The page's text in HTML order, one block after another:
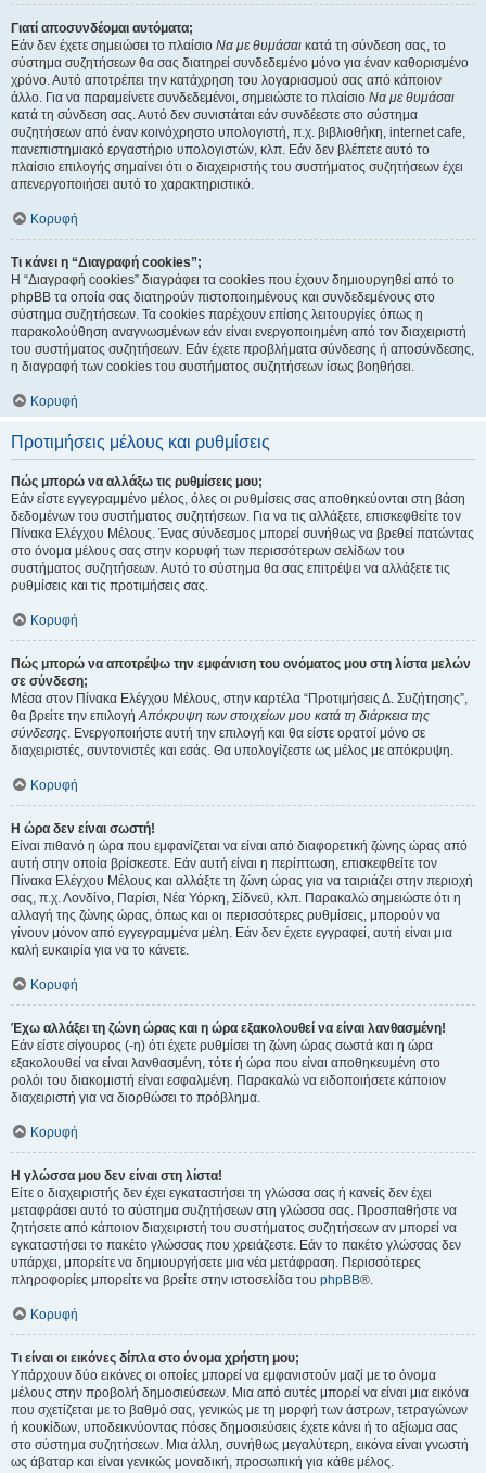
Γιατί αποσυνδέομαι αυτόματα;
Εάν δεν έχετε σημειώσει το πλαίσιο Να με θυμάσαι κατά τη σύνδεση σας, το
σύστημα συζητήσεων θα σας διατηρεί συνδεδεμένο μόνο για έναν καθορισμένο
χρόνο. Αυτό αποτρέπει την κατάχρηση του λογαριασμού σας από κάποιον
άλλο. Για να παραμείνετε συνδεδεμένοι, σημειώστε το πλαίσιο Να με θυμάσαι
κατά τη σύνδεση σας. Αυτό δεν συνιστάται εάν συνδέεστε στο σύστημα
συζητήσεων από έναν κοινόχρηστο υπολογιστή, π.χ. βιβλιοθήκη, internet cafe,
πανεπιστημιακό εργαστήριο υπολογιστών, κλπ. Εάν δεν βλέπετε αυτό το
πλαίσιο επιλογής σημαίνει ότι ο διαχειριστής του συστήματος συζητήσεων έχει
απενεργοποιήσει αυτό το χαρακτηριστικό.
Κορυφή
Τι κάνει η “Διαγραφή cookies”;
Η “Διαγραφή cookies” διαγράφει τα cookies που έχουν δημιουργηθεί από το
phpBB τα οποία σας διατηρούν πιστοποιημένους και συνδεδεμένους στο
σύστημα συζητήσεων. Τα cookies παρέχουν επίσης λειτουργίες όπως η
παρακολούθηση αναγνωσμένων εάν είναι ενεργοποιημένη από τον διαχειριστή
του συστήματος συζητήσεων. Εάν έχετε προβλήματα σύνδεσης ή αποσύνδεσης,
η διαγραφή των cookies του συστήματος συζητήσεων ίσως βοηθήσει.
Κορυφή
Προτιμήσεις μέλους και ρυθμίσεις
Πώς μπορώ να αλλάξω τις ρυθμίσεις μου;
Εάν είστε εγγεγραμμένο μέλος, όλες οι ρυθμίσεις σας αποθηκεύονται στη βάση
δεδομένων του συστήματος συζητήσεων. Για να τις αλλάξετε, επισκεφθείτε τον
Πίνακα Ελέγχου Μέλους. Ένας σύνδεσμος μπορεί συνήθως να βρεθεί πατώντας
στο όνομα μέλους σας στην κορυφή των περισσότερων σελίδων του
συστήματος συζητήσεων. Αυτό το σύστημα θα σας επιτρέψει να αλλάξετε τις
ρυθμίσεις και τις προτιμήσεις σας.
Κορυφή
Πώς μπορώ να αποτρέψω την εμφάνιση του ονόματος μου στη λίστα μελών
σε σύνδεση;
Μέσα στον Πίνακα Ελέγχου Μέλους, στην καρτέλα “Προτιμήσεις Δ. Συζήτησης”,
θα βρείτε την επιλογήΑπόκρυψη των στοιχείων μου κατά τη διάρκεια της
σύνδεσης. Ενεργοποιήστε αυτή την επιλογή και θα είστε ορατοί μόνο σε
διαχειριστές, συντονιστές και εσάς. Θα υπολογίζεστε ως μέλος με απόκρυψη.
Κορυφή
Η ώρα δεν είναι σωστή!
Είναι πιθανό η ώρα που εμφανίζεται να είναι από διαφορετική ζώνης ώρας από
αυτή στην οποία βρίσκεστε. Εάν αυτή είναι η περίπτωση, επισκεφθείτε τον
Πίνακα Ελέγχου Μέλους και αλλάξτε τη ζώνη ώρας για να ταιριάζει στην περιοχή
σας, π.χ. Λονδίνο, Παρίσι, Νέα Υόρκη, Σίδνεϋ, κλπ. Παρακαλώ σημειώστε ότι η
αλλαγή της ζώνης ώρας, όπως και οι περισσότερες ρυθμίσεις, μπορούν να
γίνουν μόνον από εγγεγραμμένα μέλη. Εάν δεν έχετε εγγραφεί, αυτή είναι μια
καλή ευκαιρία για να το κάνετε.
Κορυφή
Έχω αλλάξει τη ζώνη ώρας και η ώρα εξακολουθεί να είναι λανθασμένη!
Εάν είστε σίγουρος (-η) ότι έχετε ρυθμίσει τη ζώνη ώρας σωστά και η ώρα
εξακολουθεί να είναι λανθασμένη, τότε ή ώρα που είναι αποθηκευμένη στο
ρολόι του διακομιστή είναι εσφαλμένη. Παρακαλώ να ειδοποιήσετε κάποιον
διαχειριστή για να διορθώσει το πρόβλημα.
Κορυφή
Η γλώσσα μου δεν είναι στη λίστα!
Είτε ο διαχειριστής δεν έχει εγκαταστήσει τη γλώσσα σας ή κανείς δεν έχει
μεταφράσει αυτό το σύστημα συζητήσεων στη γλώσσα σας. Προσπαθήστε να
ζητήσετε από κάποιον διαχειριστή του συστήματος συζητήσεων αν μπορεί να
εγκαταστήσει το πακέτο γλώσσας που χρειάζεστε. Εάν το πακέτο γλώσσας δεν
υπάρχει, μπορείτε να δημιουργήσετε μια νέα μετάφραση. Περισσότερες
πληροφορίες μπορείτε να βρείτε στην ιστοσελίδα του phpBB®.
Κορυφή
Τι είναι οι εικόνες δίπλα στο όνομα χρήστη μου;
Υπάρχουν δύο εικόνες οι οποίες μπορεί να εμφανιστούν μαζί με το όνομα
μέλους στην προβολή δημοσιεύσεων. Μια από αυτές μπορεί να είναι μια εικόνα
που σχετίζεται με το βαθμό σας, γενικώς με τη μορφή των άστρων, τετραγώνων
ή κουκίδων, υποδεικνύοντας πόσες δημοσιεύσεις έχετε κάνει ή το αξίωμα σας
στο σύστημα συζητήσεων. Μια άλλη, συνήθως μεγαλύτερη, εικόνα είναι γνωστή
ως άβαταρ και είναι γενικώς μοναδική, προσωπική για κάθε μέλος.